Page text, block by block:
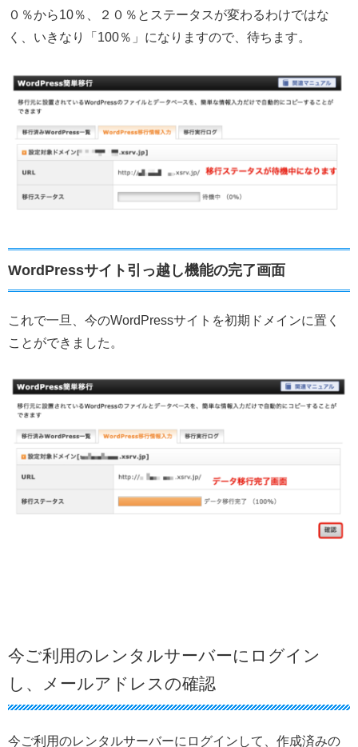
０％から10％、２０％とステータスが変わるわけではな
く、いきなり「100％」になりますので、待ちます。
WordPressサイト引っ越し機能の完了画面
これで一旦、今のWordPressサイトを初期ドメインに置く
ことができました。
今ご利用のレンタルサーバーにログイン
し、メールアドレスの確認
今ご利用のレンタルサーバーにログインして、作成済みの